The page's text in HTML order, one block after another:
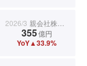
2026/3 親会社株主に帰属する当期純利益
355億円
YoY▲33.9%